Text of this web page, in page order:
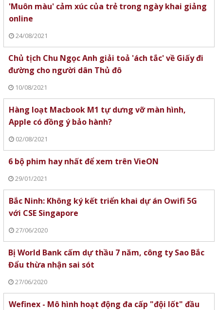
'Muôn màu' cảm xúc của trẻ trong ngày khai giảng
online
24/08/2021
Chủ tịch Chu Ngọc Anh giải toả 'ách tắc' về Giấy đi
đường cho người dân Thủ đô
10/08/2021
Hàng loạt Macbook M1 tự dưng vỡ màn hình,
Apple có đồng ý bảo hành?
02/08/2021
6 bộ phim hay nhất để xem trên VieON
29/01/2021
Bắc Ninh: Không ký kết triển khai dự án Owifi 5G
với CSE Singapore
27/06/2020
Bị World Bank cấm dự thầu 7 năm, công ty Sao Bắc
Đẩu thừa nhận sai sót
27/06/2020
Wefinex - Mô hình hoạt động đa cấp "đội lốt" đầu